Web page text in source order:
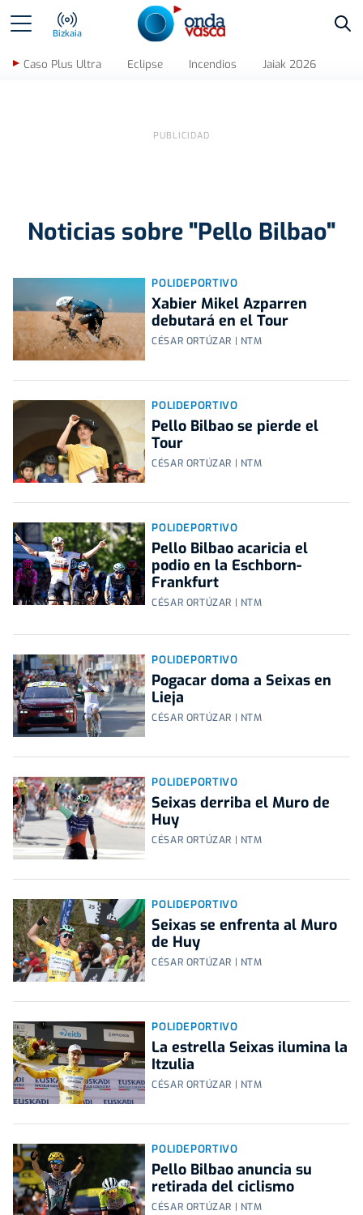
Bizkaia
Caso Plus Ultra Eclipse Incendios Jaiak 2026
Noticias sobre "Pello Bilbao"
POLIDEPORTIVO
Xabier Mikel Azparren
debutará en el Tour
CÉSAR ORTÚZAR | NTM
POLIDEPORTIVO
Pello Bilbao se pierde el
Tour
CÉSAR ORTÚZAR | NTM
POLIDEPORTIVO
Pello Bilbao acaricia el
podio en la Eschborn-
Frankfurt
CÉSAR ORTÚZAR | NTM
POLIDEPORTIVO
Pogacar doma a Seixas en
Lieja
CÉSAR ORTÚZAR | NTM
POLIDEPORTIVO
Seixas derriba el Muro de
Huy
CÉSAR ORTÚZAR | NTM
POLIDEPORTIVO
Seixas se enfrenta al Muro
de Huy
CÉSAR ORTÚZAR | NTM
POLIDEPORTIVO
La estrella Seixas ilumina la
Itzulia
CÉSAR ORTÚZAR | NTM
POLIDEPORTIVO
Pello Bilbao anuncia su
retirada del ciclismo
CÉSAR ORTÚZAR | NTM